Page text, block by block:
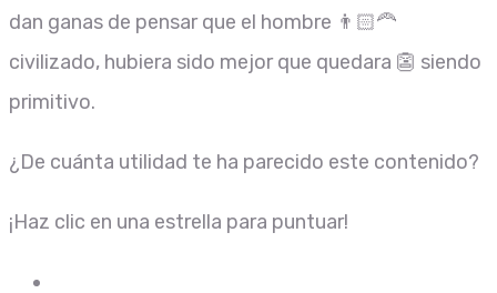
dan ganas de pensar que el hombre 👨🏻‍🦰
civilizado, hubiera sido mejor que quedara 👺 siendo
primitivo.
¿De cuánta utilidad te ha parecido este contenido?
¡Haz clic en una estrella para puntuar!